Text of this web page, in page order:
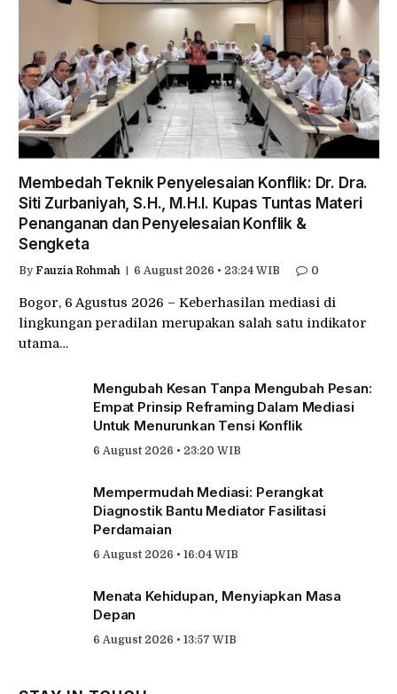
Membedah Teknik Penyelesaian Konflik: Dr. Dra.
Siti Zurbaniyah, S.H., M.H.I. Kupas Tuntas Materi
Penanganan dan Penyelesaian Konflik &
Sengketa
By Fauzia Rohmah 6 August 2026 • 23:24 WIB 0
Bogor, 6 Agustus 2026 – Keberhasilan mediasi di
lingkungan peradilan merupakan salah satu indikator
utama…
Mengubah Kesan Tanpa Mengubah Pesan:
Empat Prinsip Reframing Dalam Mediasi
Untuk Menurunkan Tensi Konflik
6 August 2026 • 23:20 WIB
Mempermudah Mediasi: Perangkat
Diagnostik Bantu Mediator Fasilitasi
Perdamaian
6 August 2026 • 16:04 WIB
Menata Kehidupan, Menyiapkan Masa
Depan
6 August 2026 • 13:57 WIB